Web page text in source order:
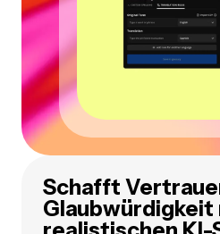
Schafft
Glaubwürdigkeit